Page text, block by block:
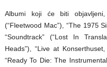
Albumi koji će biti objavljeni,
(“Fleetwood Mac”), “The 1975
“Soundtrack” (“Lost In
Heads”), “Live at
“Ready To Die: The